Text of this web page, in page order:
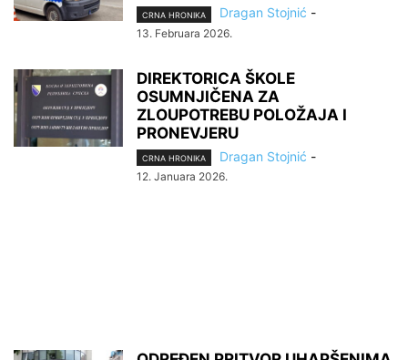
CRNA HRONIKA Dragan Stojnić -
13. Februara 2026.
DIREKTORICA ŠKOLE
OSUMNJIČENA ZA
ZLOUPOTREBU POLOŽAJA I
PRONEVJERU
CRNA HRONIKA Dragan Stojnić -
12. Januara 2026.